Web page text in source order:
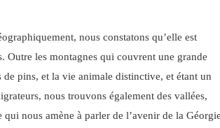
nous constatons qu’elle est
Outre les montagnes qui couvrent une grande
pins, et la vie animale distinctive, et étant un
nous trouvons également des vallées,
qui nous amène à parler de l’avenir de la